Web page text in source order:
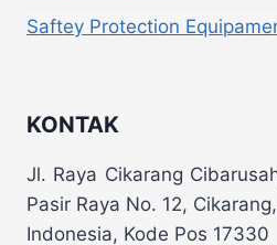
Saftey Protection
KONTAK
Jl. Raya Cikarang
Pasir Raya No. 12,
Indonesia, Kode Pos 17330